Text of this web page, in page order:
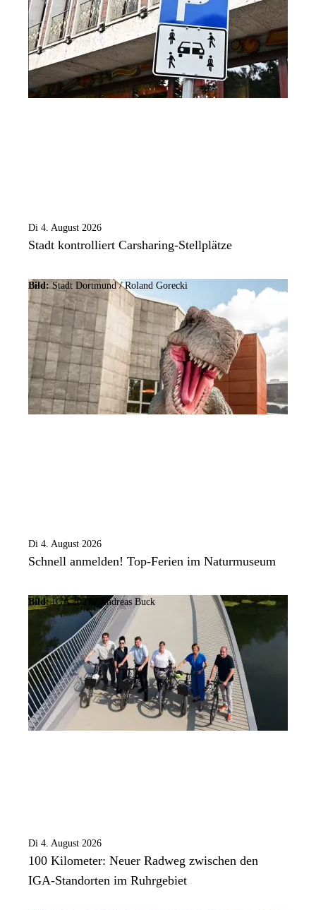
Di 4. August 2026
Stadt kontrolliert Carsharing-Stellplätze
Bild:Stadt Dortmund / Roland Gorecki
Di 4. August 2026
Schnell anmelden! Top-Ferien im Naturmuseum
Bild: IGA 2027 / Andreas Buck
Di 4. August 2026
100 Kilometer: Neuer Radweg zwischen den
IGA-Standorten im Ruhrgebiet